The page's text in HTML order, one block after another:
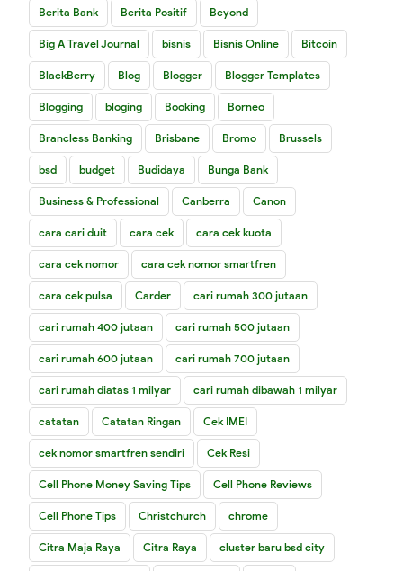
Berita Bank Berita Positif Beyond
Big A Travel Journal bisnis Bisnis Online Bitcoin
BlackBerry Blog Blogger Blogger Templates
Blogging bloging Booking Borneo
Brancless Banking Brisbane Bromo Brussels
bsd budget Budidaya Bunga Bank
Business & Professional Canberra Canon
cara cari duit cara cek cara cek kuota
cara cek nomor cara cek nomor smartfren
cara cek pulsa Carder cari rumah 300 jutaan
cari rumah 400 jutaan cari rumah 500 jutaan
cari rumah 600 jutaan cari rumah 700 jutaan
cari rumah diatas 1 milyar cari rumah dibawah 1 milyar
catatan Catatan Ringan Cek IMEI
cek nomor smartfren sendiri Cek Resi
Cell Phone Money Saving Tips Cell Phone Reviews
Cell Phone Tips Christchurch chrome
Citra Maja Raya Citra Raya cluster baru bsd city